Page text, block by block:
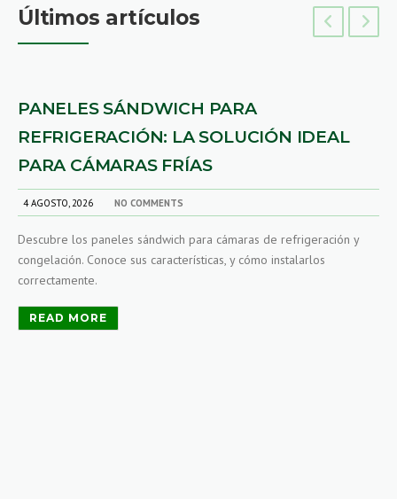
Últimos artículos
PANELES SÁNDWICH PARA
REFRIGERACIÓN: LA SOLUCIÓN IDEAL
PARA CÁMARAS FRÍAS
4 AGOSTO, 2026 NO COMMENTS
Descubre los paneles sándwich para cámaras de refrigeración y
congelación. Conoce sus características, y cómo instalarlos
correctamente.
READ MORE